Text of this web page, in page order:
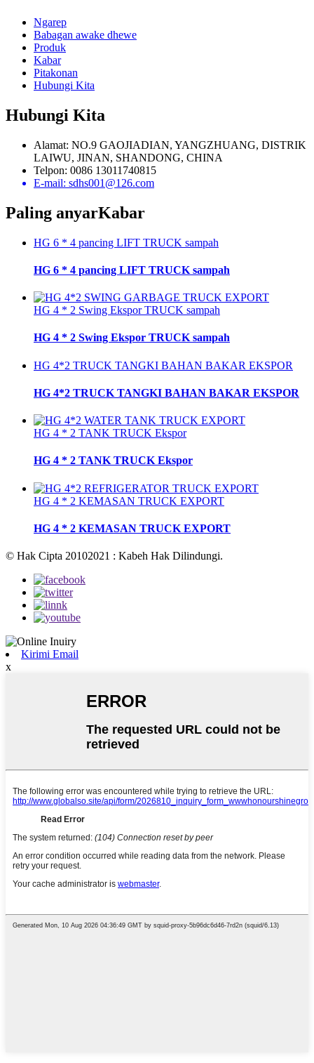
Ngarep
Babagan awake dhewe
Produk
Kabar
Pitakonan
Hubungi Kita
Hubungi Kita
Alamat: NO.9 GAOJIADIAN, YANGZHUANG, DISTRIK
LAIWU, JINAN, SHANDONG, CHINA
Telpon: 0086 13011740815
E-mail: sdhs001@126.com
Paling anyarKabar
HG 6 * 4 pancing LIFT TRUCK sampah
HG 6 * 4 pancing LIFT TRUCK sampah
HG 4 * 2 Swing Ekspor TRUCK sampah
HG 4 * 2 Swing Ekspor TRUCK sampah
HG 4*2 TRUCK TANGKI BAHAN BAKAR EKSPOR
HG 4*2 TRUCK TANGKI BAHAN BAKAR EKSPOR
HG 4 * 2 TANK TRUCK Ekspor
HG 4 * 2 TANK TRUCK Ekspor
HG 4 * 2 KEMASAN TRUCK EXPORT
HG 4 * 2 KEMASAN TRUCK EXPORT
© Hak Cipta 20102021 : Kabeh Hak Dilindungi.
Kirimi Email
x